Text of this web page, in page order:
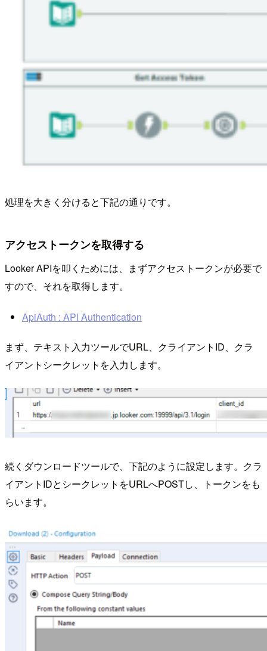
処理を大きく分けると下記の通りです。
アクセストークンを取得する
Looker APIを叩くためには、まずアクセストークンが必要で
すので、それを取得します。
ApiAuth : API Authentication
まず、テキスト入力ツールでURL、クライアントID、クラ
イアントシークレットを入力します。
続くダウンロードツールで、下記のように設定します。クラ
イアントIDとシークレットをURLへPOSTし、トークンをも
らいます。